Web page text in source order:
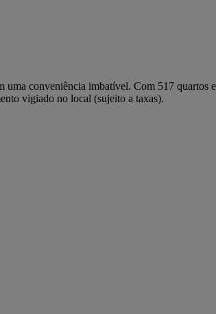
conveniência imbatível. Com 517 quartos
vigiado no local (sujeito a taxas).